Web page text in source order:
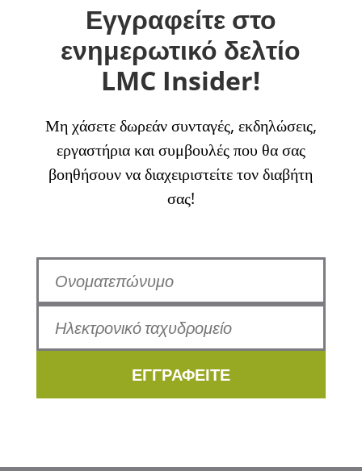
Εγγραφείτε στο
ενημερωτικό δελτίο
LMC Insider!
Μη χάσετε δωρεάν συνταγές, εκδηλώσεις,
εργαστήρια και συμβουλές που θα σας
βοηθήσουν να διαχειριστείτε τον διαβήτη
σας!
ΕΓΓΡΑΦΕΙΤΕ